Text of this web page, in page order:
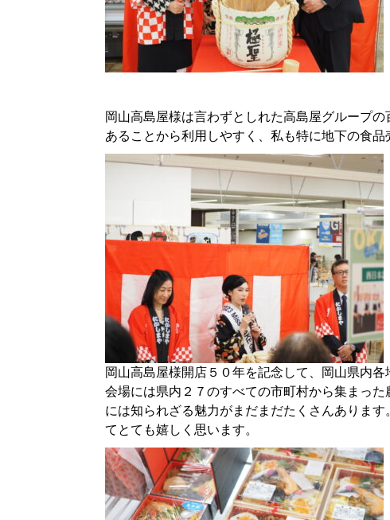
岡山高島屋様は言わずとしれた高島屋グループの
あることから利用しやすく、 私も特に地下の食品
岡山高島屋様開店５０年を記念して、 岡山県内各
会場には県内２７のすべての市町村から集まった
には知られざる魅力がまだまだたくさんあります
てとても嬉しく思います。